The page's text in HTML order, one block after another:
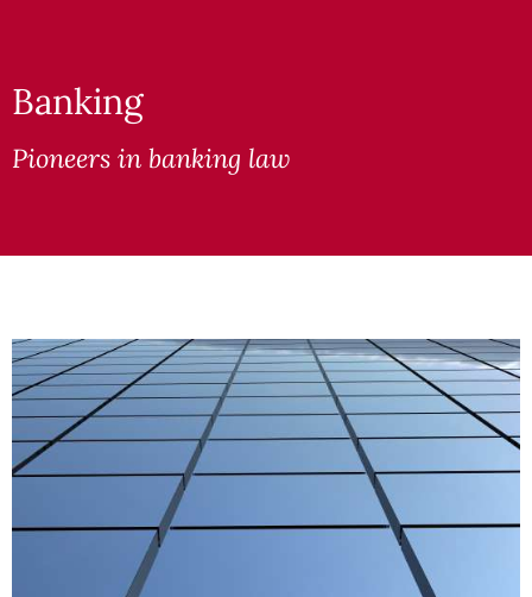
Banking
Pioneers in banking law